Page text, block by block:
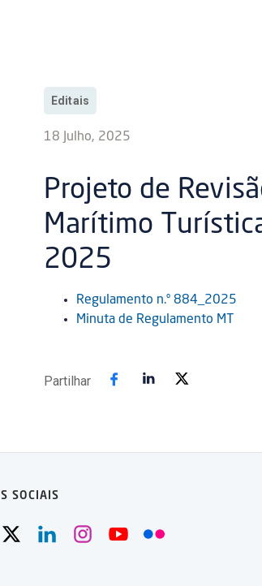
Editais
18 Julho, 2025
Projeto de
Marítimo
2025
Regulamento n.º 884_2025
Minuta de Regulamento MT
Partilhar
SOCIAIS